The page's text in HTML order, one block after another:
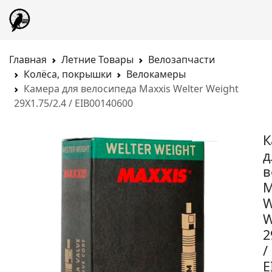
Главная Летние Товары
Велозапчасти
Колёса, покрышки
Велокамеры
Камера для велосипеда Maxxis Welter Weight
29X1.75/2.4 / EIB00140600
/